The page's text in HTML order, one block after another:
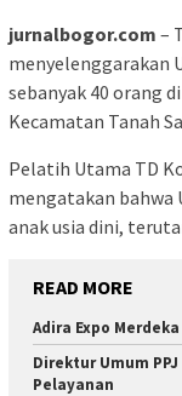
jurnalbogor.com –
menyelenggarakan
sebanyak 40 orang
Kecamatan Tanah
Pelatih Utama TD
mengatakan bahwa
anak usia dini,
READ MORE
Adira Expo
Direktur Umum
Pelayanan